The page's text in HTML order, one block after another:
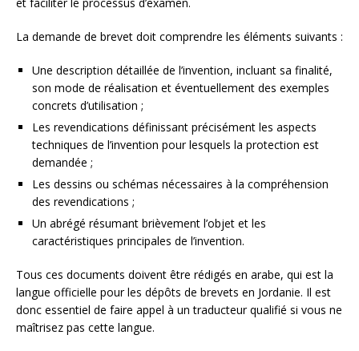
La demande de brevet doit comprendre les éléments suivants :
Une description détaillée de l’invention, incluant sa finalité,
son mode de réalisation et éventuellement des exemples
concrets d’utilisation ;
Les revendications définissant précisément les aspects
techniques de l’invention pour lesquels la protection est
demandée ;
Les dessins ou schémas nécessaires à la compréhension
des revendications ;
Un abrégé résumant brièvement l’objet et les
caractéristiques principales de l’invention.
Tous ces documents doivent être rédigés en arabe, qui est la
langue officielle pour les dépôts de brevets en Jordanie. Il est
donc essentiel de faire appel à un traducteur qualifié si vous ne
maîtrisez pas cette langue.